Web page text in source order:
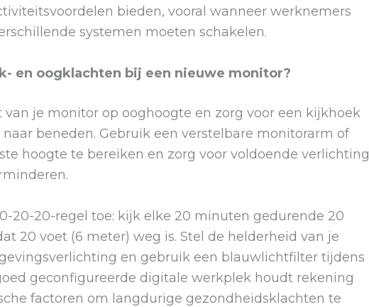
bieden, vooral wanneer werknemers
systemen moeten schakelen.
en oogklachten bij een nieuwe monitor?
van je monitor op ooghoogte en zorg voor een kijkhoek
naar beneden. Gebruik een verstelbare monitorarm of
hoogte te bereiken en zorg voor voldoende verlichting
20-20-regel toe: kijk elke 20 minuten gedurende 20
20 voet (6 meter) weg is. Stel de helderheid van je
en gebruik een blauwlichtfilter tijdens
geconfigureerde digitale werkplek houdt rekening
factoren om langdurige gezondheidsklachten te